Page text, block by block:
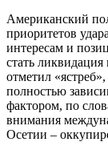
Американский
приоритетов
интересам и
стать
отметил
полностью
фактором, по
внимания
Осетии –